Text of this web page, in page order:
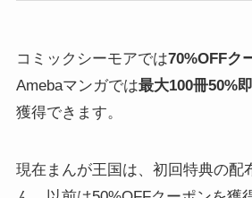
コミックシーモアでは70%OFFク
Amebaマンガでは最大100冊50%
獲得できます。
現在まんが王国は、初回特典の配